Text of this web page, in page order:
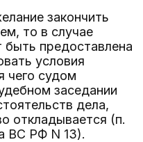
закончить
то в случае
предоставлена
условия
чего судом
заседании
дела,
откладывается (п.
ВС РФ N 13).